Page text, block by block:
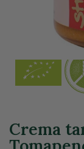
Crema